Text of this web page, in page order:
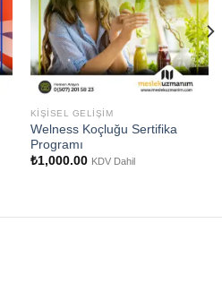
KIŞISEL GELIŞIM
Welness Koçluğu Sertifika
Programı
₺1,000.00 KDV Dahil